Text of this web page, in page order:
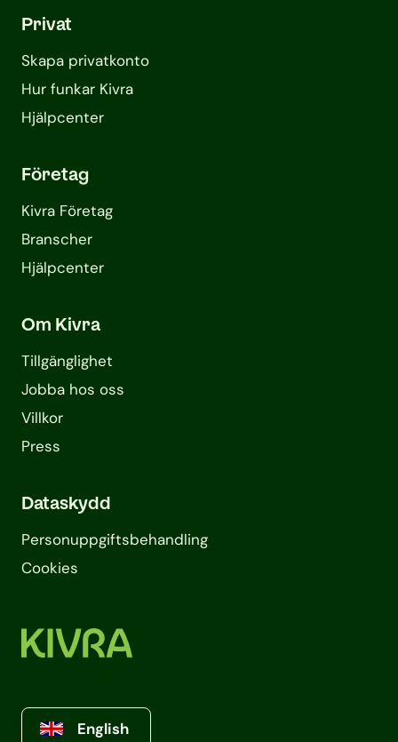
Privat
Skapa privatkonto
Hur funkar Kivra
Hjälpcenter
Företag
Kivra Företag
Branscher
Hjälpcenter
Om Kivra
Tillgänglighet
Jobba hos oss
Villkor
Press
Dataskydd
Personuppgifts­behandling
Cookies
English